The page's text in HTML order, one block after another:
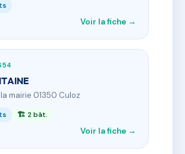
Voir la fiche →
mairie 01350 Culoz
🏗 2 bât.
Voir la fiche →